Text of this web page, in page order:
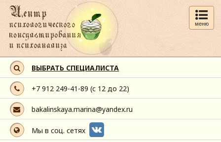
меню
ВЫБРАТЬ СПЕЦИАЛИСТА
+7 912 249-41-89 (с 12 до 22)
bakalinskaya.marina@yandex.ru
Мы в соц. сетях